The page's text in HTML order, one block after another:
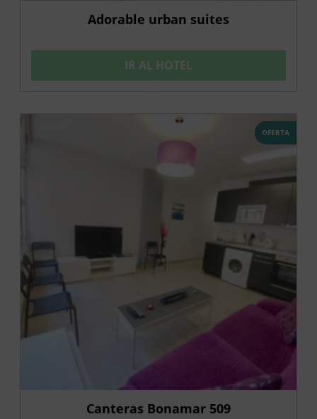
Adorable urban suites
IR AL HOTEL
OFERTA
Canteras Bonamar 509